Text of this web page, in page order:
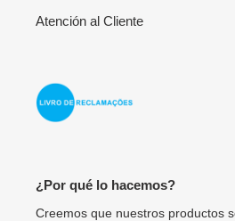
Atención al Cliente
¿Por qué lo hacemos?
Creemos que nuestros productos